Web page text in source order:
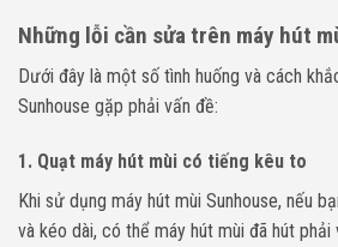
Những lỗi cần sửa trên máy hút
Dưới đây là một số tình huống và cách
Sunhouse gặp phải vấn đề:
1. Quạt máy hút mùi có tiếng kêu to
Khi sử dụng máy hút mùi Sunhouse, nếu
và kéo dài, có thể máy hút mùi đã hút phải